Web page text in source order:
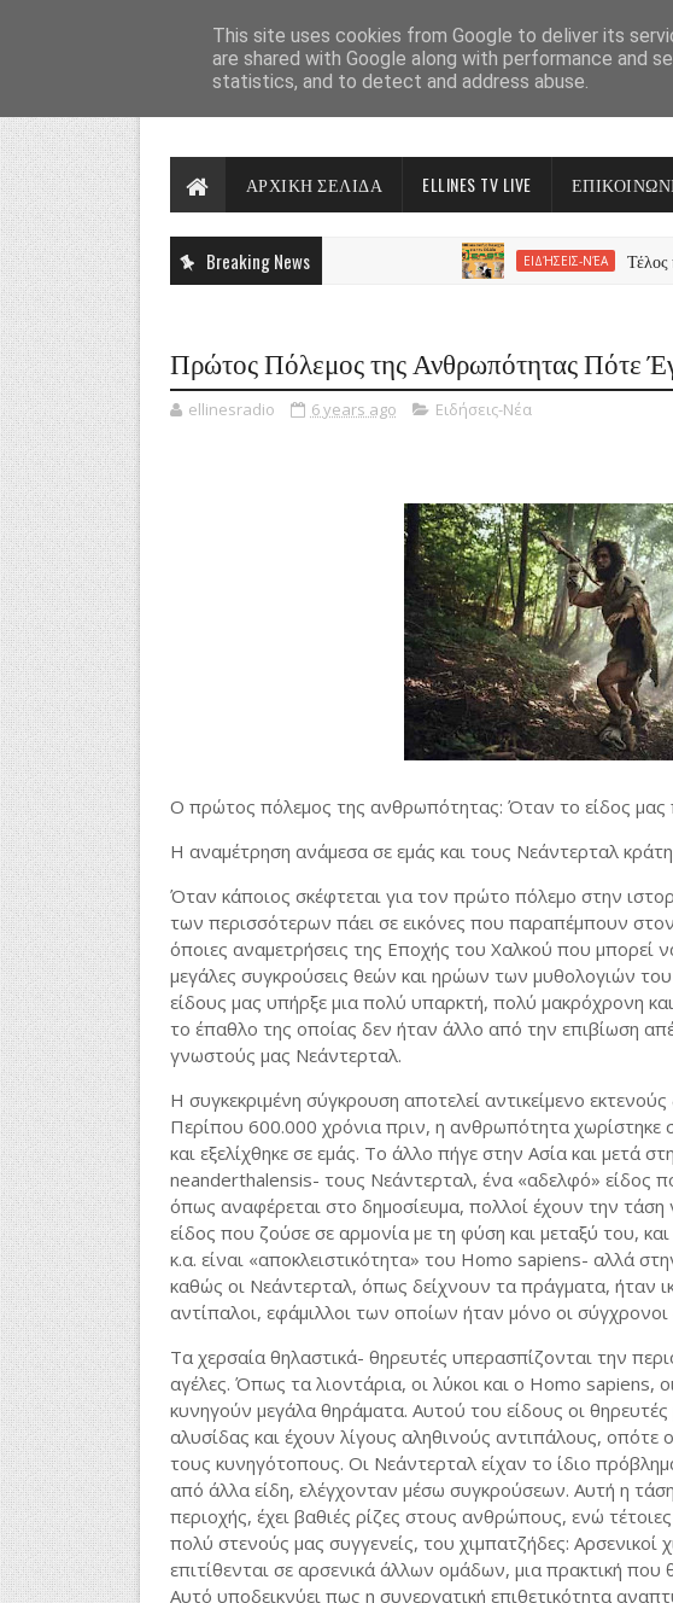
ΑΡΧΙΚΗ ΣΕΛΙΔΑ ELLINES TV LIVE
Breaking News ΕΙΔΉΣΕΙΣ-ΝΈΑ Τέλος η
Πρώτος Πόλεμος της Ανθρωπότητας Πότε
ellinesradio 6 years ago Ειδήσεις-Νέα
O πρώτος πόλεμος της ανθρωπότητας: Όταν το είδος μας
Η αναμέτρηση ανάμεσα σε εμάς και τους Νεάντερταλ
Όταν κάποιος σκέφτεται για τον πρώτο πόλεμο στην
των περισσότερων πάει σε εικόνες που παραπέμπουν
όποιες αναμετρήσεις της Εποχής του Χαλκού που μπορεί
μεγάλες συγκρούσεις θεών και ηρώων των μυθολογιών
είδους μας υπήρξε μια πολύ υπαρκτή, πολύ μακρόχρονη
το έπαθλο της οποίας δεν ήταν άλλο από την επιβίωση
γνωστούς μας Νεάντερταλ.
Η συγκεκριμένη σύγκρουση αποτελεί αντικείμενο
Περίπου 600.000 χρόνια πριν, η ανθρωπότητα χωρίστηκε
και εξελίχθηκε σε εμάς. Το άλλο πήγε στην Ασία και μετά
neanderthalensis- τους Νεάντερταλ, ένα «αδελφό» είδος
όπως αναφέρεται στο δημοσίευμα, πολλοί έχουν την
είδος που ζούσε σε αρμονία με τη φύση και μεταξύ του,
κ.α. είναι «αποκλειστικότητα» του Homo sapiens- αλλά
καθώς οι Νεάντερταλ, όπως δείχνουν τα πράγματα, ήταν
αντίπαλοι, εφάμιλλοι των οποίων ήταν μόνο οι
Τα χερσαία θηλαστικά- θηρευτές υπερασπίζονται την
αγέλες. Όπως τα λιοντάρια, οι λύκοι και ο Homo sapiens,
κυνηγούν μεγάλα θηράματα. Αυτού του είδους οι
αλυσίδας και έχουν λίγους αληθινούς αντιπάλους, οπότε
τους κυνηγότοπους. Οι Νεάντερταλ είχαν το ίδιο
από άλλα είδη, ελέγχονταν μέσω συγκρούσεων. Αυτή η
περιοχής, έχει βαθιές ρίζες στους ανθρώπους, ενώ
πολύ στενούς μας συγγενείς, του χιμπατζήδες: Αρσενικοί
επιτίθενται σε αρσενικά άλλων ομάδων, μια πρακτική
Αυτό υποδεικνύει πως η συνεργατική επιθετικότητα
This site uses cookies from Google to deliver its
are shared with Google along with performance and
statistics, and to detect and address abuse.